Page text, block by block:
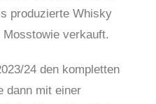
produzierte Whisky
verkauft.
24 den kompletten
dann mit einer